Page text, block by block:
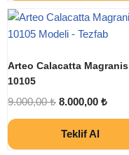
Arteo Calacatta Magranis
10105
9.000,00₺ 8.000,00 ₺
Teklif Al